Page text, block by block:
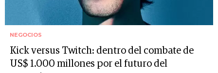
NEGOCIOS
Kick versus Twitch: dentro del combate de
US$ 1.000 millones por el futuro del